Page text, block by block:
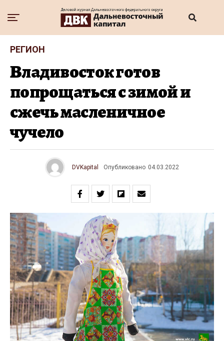
РЕГИОН
Владивосток готов
попрощаться с зимой и
сжечь масленичное
чучело
DVKapital Опубликовано 04.03.2022